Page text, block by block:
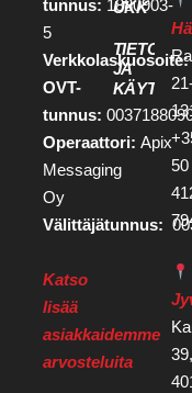
tunnus: 1880903-
5
Verkkolaskuosoite:
OVT-
tunnus:
Operaattori: Apix
Messaging
Oy
Välittäjätunnus:
Katso
lisää
asiakkaidemme
arvosteluita
UKK
JA
50
39,